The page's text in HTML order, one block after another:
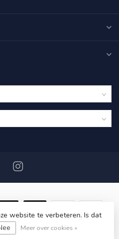
and boat equipment
website te verbeteren. Is dat
Meer over cookies »